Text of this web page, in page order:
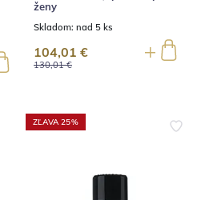
ženy
Skladom: nad 5 ks
130,01 €
104,01 €
ZĽAVA 25%